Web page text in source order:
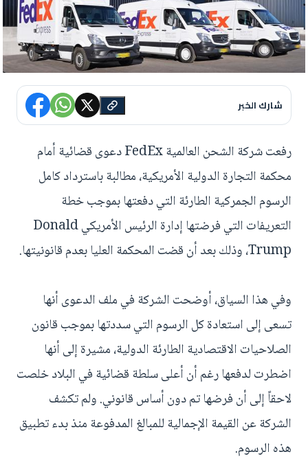
شارك الخبر
رفعت شركة الشحن العالمية FedEx دعوى قضائية أمام
محكمة التجارة الدولية الأمريكية، مطالبة باسترداد كامل
الرسوم الجمركية الطارئة التي دفعتها بموجب خطة
التعريفات التي فرضتها إدارة الرئيس الأمريكي Donald
Trump، وذلك بعد أن قضت المحكمة العليا بعدم قانونيتها.
وفي هذا السياق، أوضحت الشركة في ملف الدعوى أنها
تسعى إلى استعادة كل الرسوم التي سددتها بموجب قانون
الصلاحيات الاقتصادية الطارئة الدولية، مشيرة إلى أنها
اضطرت لدفعها رغم أن أعلى سلطة قضائية في البلاد خلصت
لاحقاً إلى أن فرضها تم دون أساس قانوني. ولم تكشف
الشركة عن القيمة الإجمالية للمبالغ المدفوعة منذ بدء تطبيق
هذه الرسوم.